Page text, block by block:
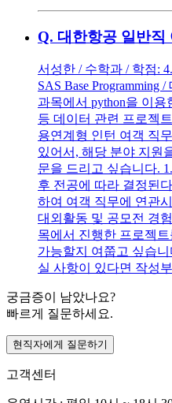
Q. 대한항공 일반직
서성한 / 수학과 / 학점:
SAS Base Programming
과목에서 python을 이
등 데이터 관련 프로젝
용연계형 인턴 여객 직
있어서, 해당 분야 지원
문을 드리고 싶습니다.
후 전공에 따라 결정된
하여 여객 직무에 연관
대외활동 및 공모전 경
목에서 진행한 프로젝
가능할지 여쭙고 싶습
실 사항이 있다면 작성
궁금증이 남았나요?
빠르게 질문하세요.
현직자에게 질문하기
고객센터